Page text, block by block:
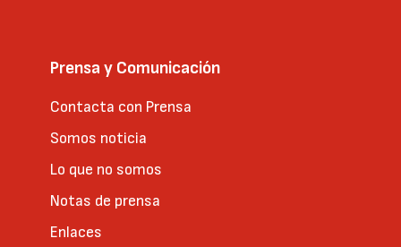
Prensa y Comunicación
Contacta con Prensa
Somos noticia
Lo que no somos
Notas de prensa
Enlaces